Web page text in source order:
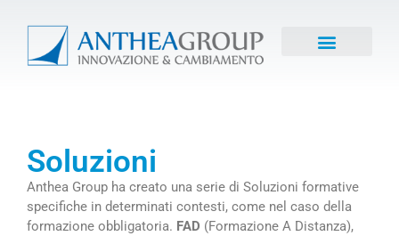
Soluzioni
Anthea Group ha creato una serie di Soluzioni formative
specifiche in determinati contesti, come nel caso della
formazione obbligatoria. FAD (Formazione A Distanza),